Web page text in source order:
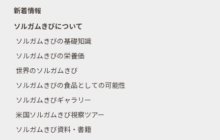
新着情報
ソルガムきびについて
ソルガムきびの基礎知識
ソルガムきびの栄養価
世界のソルガムきび
ソルガムきびの食品としての可能性
ソルガムきびギャラリー
米国ソルガムきび視察ツアー
ソルガムきび資料・書籍